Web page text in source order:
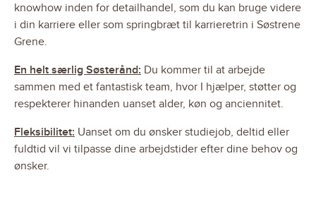
knowhow inden for detailhandel, som du kan bruge videre
i din karriere eller som springbræt til karrieretrin i Søstrene
Grene.
En helt særlig Søsterånd: Du kommer til at arbejde
sammen med et fantastisk team, hvor I hjælper, støtter og
respekterer hinanden uanset alder, køn og anciennitet.
Fleksibilitet: Uanset om du ønsker studiejob, deltid eller
fuldtid vil vi tilpasse dine arbejdstider efter dine behov og
ønsker.